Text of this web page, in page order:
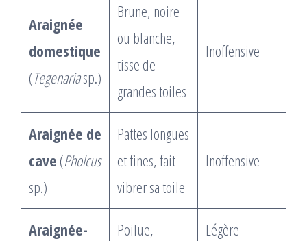
Araignée
domestique
(Tegenariasp.)
Brune, noire
ou blanche,
tisse de
grandes toiles
Inoffensive
Araignée de
cave (Pholcus
sp.)
Pattes longues
et fines, fait
vibrer sa toile
Inoffensive
Araignée-
Poilue,
Légère